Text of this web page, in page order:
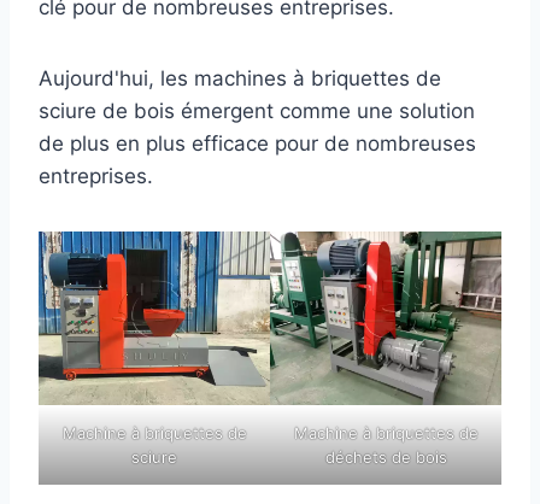
clé pour de nombreuses entreprises.
Aujourd'hui, les machines à briquettes de
sciure de bois émergent comme une solution
de plus en plus efficace pour de nombreuses
entreprises.
Machine à briquettes de
sciure
Machine à briquettes de
déchets de bois